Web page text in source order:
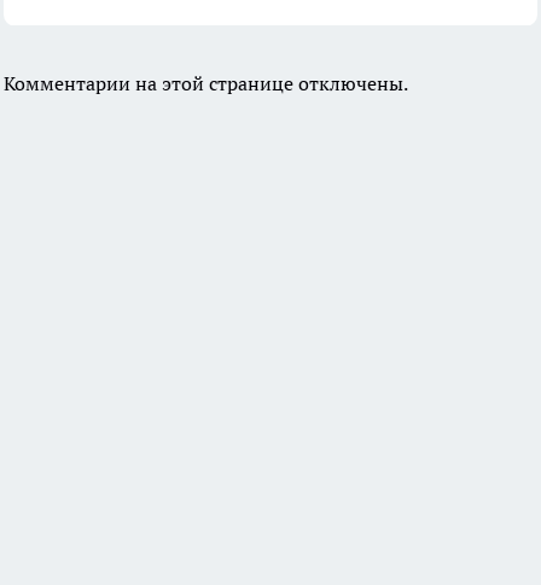
Комментарии на этой странице отключены.